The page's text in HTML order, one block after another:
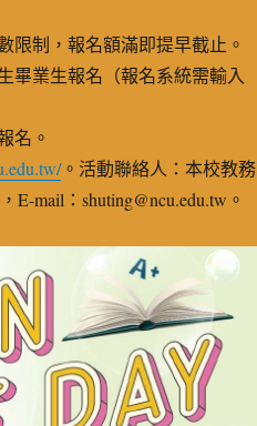
限制，報名額滿即提早截止。
畢業生報名（報名系統需輸入
名。
。活動聯絡人：本校教務
mail：shuting@ncu.edu.tw。